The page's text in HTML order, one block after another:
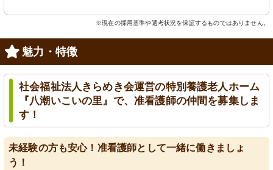
※現在の採用基準や選考状況を保証するものではありません。
魅力・特徴
社会福祉法人きらめき会運営の特別養護老人ホーム
『八潮いこいの里』で、准看護師の仲間を募集しま
す！
未経験の方も安心！准看護師として一緒に働きましょ
う！